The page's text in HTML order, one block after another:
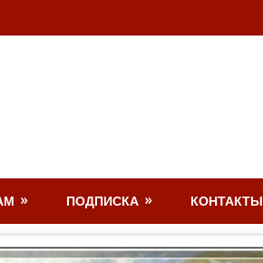
ПОДПИСКА КОНТАКТЫ